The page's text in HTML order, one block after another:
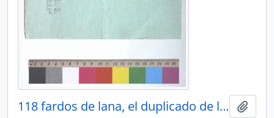
118 fardos de lana, el duplicado de la factura y los timbres fiscales para el libro de planillas